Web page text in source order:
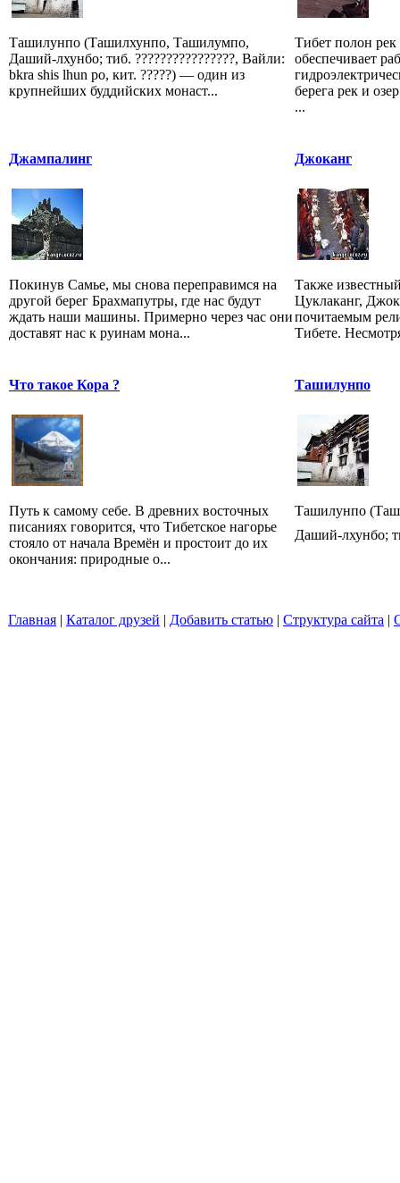
Ташилунпо (Ташилхунпо, Ташилумпо,
Даший-лхунбо; тиб. ????????????????, Вайли:
bkra shis lhun po, кит. ?????) — один из
крупнейших буддийских монаст...
Тибет полон рек
обеспечивает
берега рек и
...
Джампалинг
Покинув Самье, мы снова переправимся на
другой берег Брахмапутры, где нас будут
ждать наши машины. Примерно через час они
доставят нас к руинам мона...
Джоканг
Также
Цуклаканг,
почитаемым
Тибете.
Что такое Кора ?
Путь к самому себе. В древних восточных
писаниях говорится, что Тибетское нагорье
стояло от начала Времён и простоит до их
окончания: природные о...
Ташилунпо
Ташилунпо
Даший-лхунбо;
Главная | Каталог друзей | Добавить статью | Структура сайта |